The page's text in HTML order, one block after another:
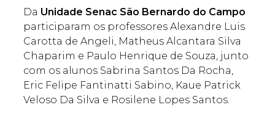
Da Unidade Senac São Bernardo do Campo
participaram os professores Alexandre Luis
Carotta de Angeli, Matheus Alcantara Silva
Chaparim e Paulo Henrique de Souza, junto
com os alunos Sabrina Santos Da Rocha,
Eric Felipe Fantinatti Sabino, Kaue Patrick
Veloso Da Silva e Rosilene Lopes Santos.